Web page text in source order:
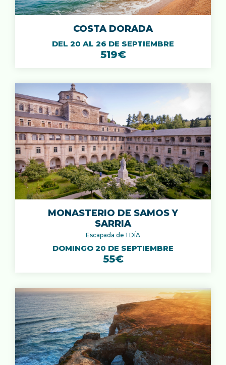
COSTA DORADA
DEL 20 AL 26 DE SEPTIEMBRE
519€
MONASTERIO DE SAMOS Y
SARRIA
Escapada de 1 DÍA
DOMINGO 20 DE SEPTIEMBRE
55€